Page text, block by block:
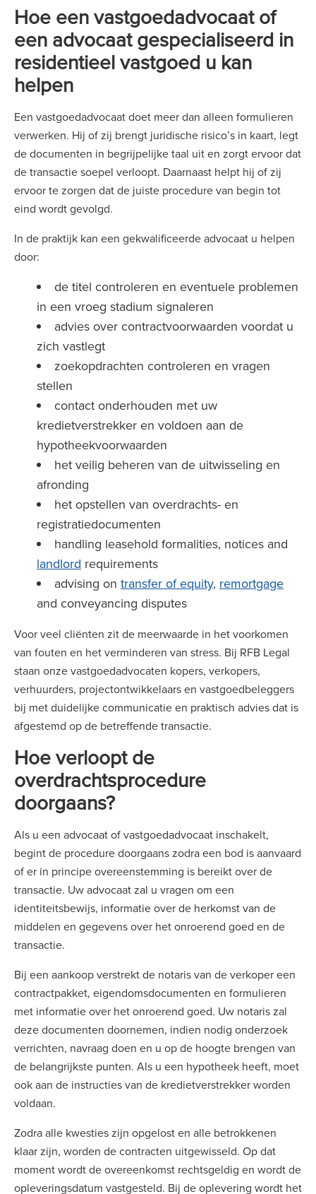
Hoe een vastgoedadvocaat of
een advocaat gespecialiseerd in
residentieel vastgoed u kan
helpen
Een vastgoedadvocaat doet meer dan alleen formulieren
verwerken. Hij of zij brengt juridische risico’s in kaart, legt
de documenten in begrijpelijke taal uit en zorgt ervoor dat
de transactie soepel verloopt. Daarnaast helpt hij of zij
ervoor te zorgen dat de juiste procedure van begin tot
eind wordt gevolgd.
In de praktijk kan een gekwalificeerde advocaat u helpen
door:
de titel controleren en eventuele problemen
in een vroeg stadium signaleren
advies over contractvoorwaarden voordat u
zich vastlegt
zoekopdrachten controleren en vragen
stellen
contact onderhouden met uw
kredietverstrekker en voldoen aan de
hypotheekvoorwaarden
het veilig beheren van de uitwisseling en
afronding
het opstellen van overdrachts- en
registratiedocumenten
handling leasehold formalities, notices and
landlord requirements
advising on transfer of equity, remortgage
and conveyancing disputes
Voor veel cliënten zit de meerwaarde in het voorkomen
van fouten en het verminderen van stress. Bij RFB Legal
staan onze vastgoedadvocaten kopers, verkopers,
verhuurders, projectontwikkelaars en vastgoedbeleggers
bij met duidelijke communicatie en praktisch advies dat is
afgestemd op de betreffende transactie.
Hoe verloopt de
overdrachtsprocedure
doorgaans?
Als u een advocaat of vastgoedadvocaat inschakelt,
begint de procedure doorgaans zodra een bod is aanvaard
of er in principe overeenstemming is bereikt over de
transactie. Uw advocaat zal u vragen om een
identiteitsbewijs, informatie over de herkomst van de
middelen en gegevens over het onroerend goed en de
transactie.
Bij een aankoop verstrekt de notaris van de verkoper een
contractpakket, eigendomsdocumenten en formulieren
met informatie over het onroerend goed. Uw notaris zal
deze documenten doornemen, indien nodig onderzoek
verrichten, navraag doen en u op de hoogte brengen van
de belangrijkste punten. Als u een hypotheek heeft, moet
ook aan de instructies van de kredietverstrekker worden
voldaan.
Zodra alle kwesties zijn opgelost en alle betrokkenen
klaar zijn, worden de contracten uitgewisseld. Op dat
moment wordt de overeenkomst rechtsgeldig en wordt de
opleveringsdatum vastgesteld. Bij de oplevering wordt het